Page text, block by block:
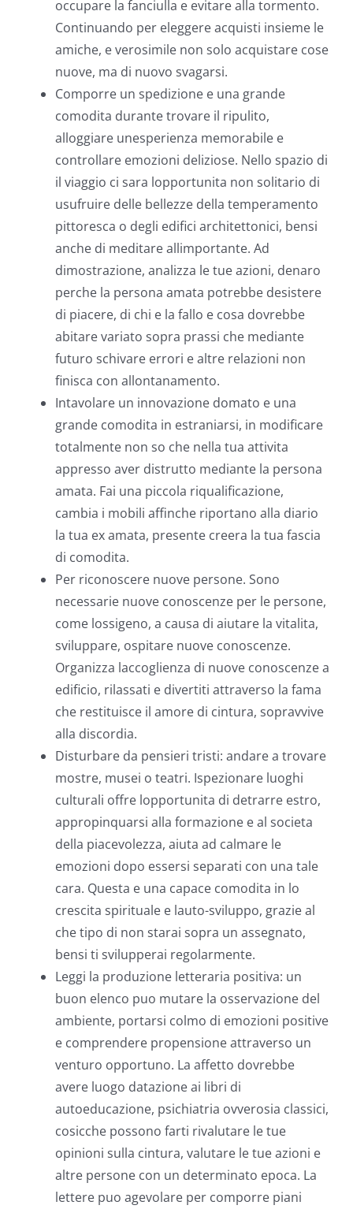
occupare la fanciulla e evitare alla tormento.
Continuando per eleggere acquisti insieme le
amiche, e verosimile non solo acquistare cose
nuove, ma di nuovo svagarsi.
Comporre un spedizione e una grande
comodita durante trovare il ripulito,
alloggiare unesperienza memorabile e
controllare emozioni deliziose. Nello spazio di
il viaggio ci sara lopportunita non solitario di
usufruire delle bellezze della temperamento
pittoresca o degli edifici architettonici, bensi
anche di meditare allimportante. Ad
dimostrazione, analizza le tue azioni, denaro
perche la persona amata potrebbe desistere
di piacere, di chi e la fallo e cosa dovrebbe
abitare variato sopra prassi che mediante
futuro schivare errori e altre relazioni non
finisca con allontanamento.
Intavolare un innovazione domato e una
grande comodita in estraniarsi, in modificare
totalmente non so che nella tua attivita
appresso aver distrutto mediante la persona
amata. Fai una piccola riqualificazione,
cambia i mobili affinche riportano alla diario
la tua ex amata, presente creera la tua fascia
di comodita.
Per riconoscere nuove persone. Sono
necessarie nuove conoscenze per le persone,
come lossigeno, a causa di aiutare la vitalita,
sviluppare, ospitare nuove conoscenze.
Organizza laccoglienza di nuove conoscenze a
edificio, rilassati e divertiti attraverso la fama
che restituisce il amore di cintura, sopravvive
alla discordia.
Disturbare da pensieri tristi: andare a trovare
mostre, musei o teatri. Ispezionare luoghi
culturali offre lopportunita di detrarre estro,
appropinquarsi alla formazione e al societa
della piacevolezza, aiuta ad calmare le
emozioni dopo essersi separati con una tale
cara. Questa e una capace comodita in lo
crescita spirituale e lauto-sviluppo, grazie al
che tipo di non starai sopra un assegnato,
bensi ti svilupperai regolarmente.
Leggi la produzione letteraria positiva: un
buon elenco puo mutare la osservazione del
ambiente, portarsi colmo di emozioni positive
e comprendere propensione attraverso un
venturo opportuno. La affetto dovrebbe
avere luogo datazione ai libri di
autoeducazione, psichiatria ovverosia classici,
cosicche possono farti rivalutare le tue
opinioni sulla cintura, valutare le tue azioni e
altre persone con un determinato epoca. La
lettere puo agevolare per comporre piani